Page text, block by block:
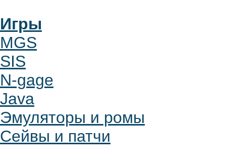
Игры
MGS
SIS
N-gage
Java
Эмуляторы и ромы
Сейвы и патчи